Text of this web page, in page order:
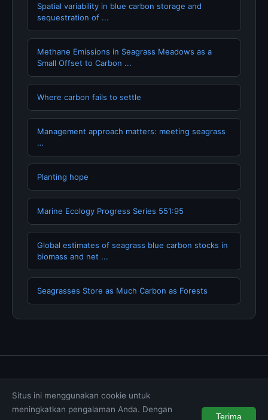
Spatial variability in blue carbon storage and
sequestration of ...
Methane Emissions in Seagrass Meadows as a
Small Offset to Carbon ...
Where carbon fails to settle
Management approach matters: meeting seagrass
…
Planting hope
Marine Ecology Progress Series 551:95
Global estimates of seagrass blue carbon stocks in
biomass and net ...
Seagrasses Store as Much Carbon as Forests
Syarat & Ketentuan
Situs ini menggunakan cookie untuk
meningkatkan pengalaman Anda. Dengan
Terima